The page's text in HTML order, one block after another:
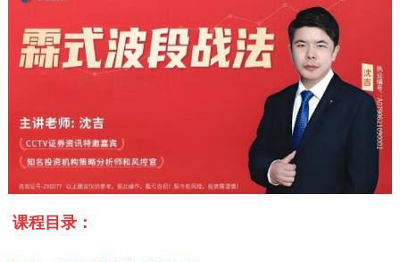
课程目录：